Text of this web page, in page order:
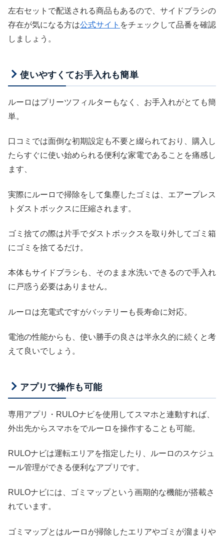
左右セットで配送される商品もあるので、サイドブラシの
存在が気になる方は公式サイト をチェックして品番を確認
しましょう。
使いやすくてお手入れも簡単
ルーロはプリーツフィルターもなく、お手入れがとても簡
単。
口コミでは面倒な初期設定も不要と綴られており、購入し
たらすぐに使い始められる便利な家電であることを痛感し
ます、
実際にルーロで掃除をして集塵したゴミは、エアープレス
トダストボックスに圧縮されます。
ゴミ捨ての際は片手でダストボックスを取り外してゴミ箱
にゴミを捨てるだけ。
本体もサイドブラシも、そのまま水洗いできるので手入れ
に戸惑う必要はありません。
ルーロは充電式ですがバッテリーも長寿命に対応。
電池の性能からも、使い勝手の良さは半永久的に続くと考
えて良いでしょう。
アプリで操作も可能
専用アプリ・RULOナビを使用してスマホと連動すれば、
外出先からスマホをでルーロを操作することも可能。
RULOナビは運転エリアを指定したり、ルーロのスケジュ
ール管理ができる便利なアプリです。
RULOナビには、ゴミマップという画期的な機能が搭載さ
れています。
ゴミマップとはルーロが掃除したエリアやゴミが溜まりや